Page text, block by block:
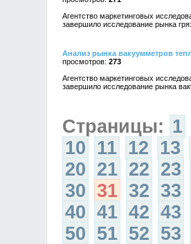
Агентство маркетинговых
завершило исследование рынка
Анализ рынка вакуумметров
273
Агентство маркетинговых
завершило исследование рынка
Страницы: 1
10 11 12 13
20 21 22 23
30 31 32 33
40 41 42 43
50 51 52 53